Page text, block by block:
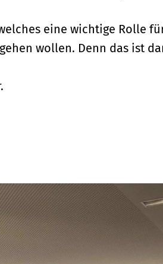
eine wichtige Rolle
wollen. Denn das ist